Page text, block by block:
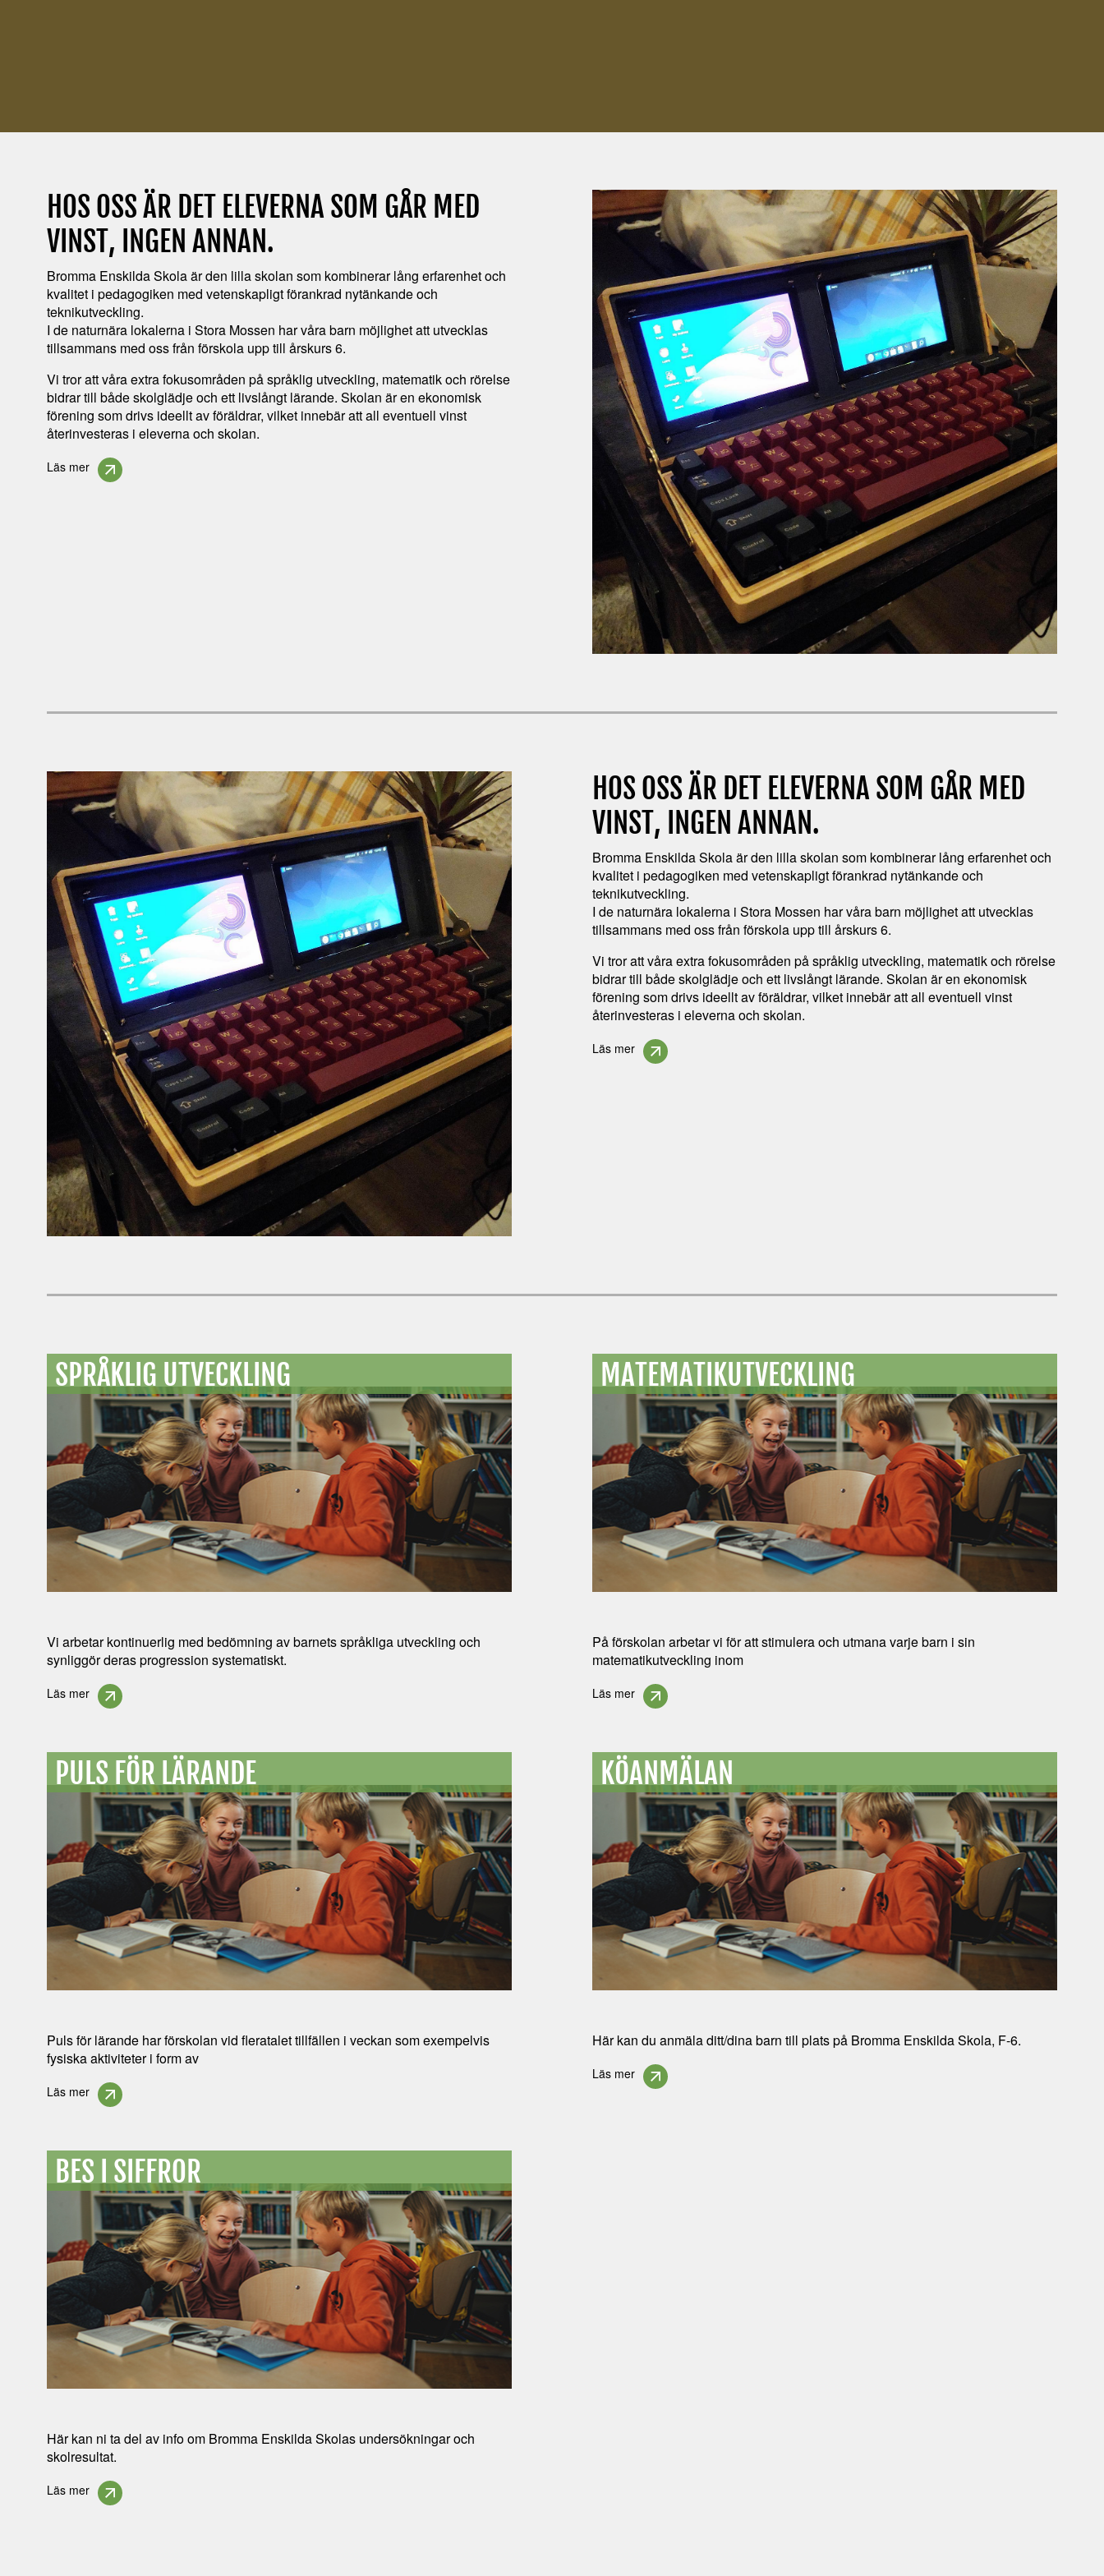
HOS OSS ÄR DET ELEVERNA SOM GÅR MED
VINST, INGEN ANNAN.
Bromma Enskilda Skola är den lilla skolan som kombinerar lång erfarenhet och
kvalitet i pedagogiken med vetenskapligt förankrad nytänkande och
teknikutveckling.
I de naturnära lokalerna i Stora Mossen har våra barn möjlighet att utvecklas
tillsammans med oss från förskola upp till årskurs 6.
Vi tror att våra extra fokusområden på språklig utveckling, matematik och rörelse
bidrar till både skolglädje och ett livslångt lärande. Skolan är en ekonomisk
förening som drivs ideellt av föräldrar, vilket innebär att all eventuell vinst
återinvesteras i eleverna och skolan.
Läs mer
HOS OSS ÄR DET ELEVERNA SOM GÅR MED
VINST, INGEN ANNAN.
Bromma Enskilda Skola är den lilla skolan som kombinerar lång erfarenhet och
kvalitet i pedagogiken med vetenskapligt förankrad nytänkande och
teknikutveckling.
I de naturnära lokalerna i Stora Mossen har våra barn möjlighet att utvecklas
tillsammans med oss från förskola upp till årskurs 6.
Vi tror att våra extra fokusområden på språklig utveckling, matematik och rörelse
bidrar till både skolglädje och ett livslångt lärande. Skolan är en ekonomisk
förening som drivs ideellt av föräldrar, vilket innebär att all eventuell vinst
återinvesteras i eleverna och skolan.
Läs mer
SPRÅKLIG UTVECKLING
Vi arbetar kontinuerlig med bedömning av barnets språkliga utveckling och
synliggör deras progression systematiskt.
Läs mer
MATEMATIKUTVECKLING
På förskolan arbetar vi för att stimulera och utmana varje barn i sin
matematikutveckling inom
Läs mer
PULS FÖR LÄRANDE
Puls för lärande har förskolan vid fleratalet tillfällen i veckan som exempelvis
fysiska aktiviteter i form av
Läs mer
KÖANMÄLAN
Här kan du anmäla ditt/dina barn till plats på Bromma Enskilda Skola, F-6.
Läs mer
BES I SIFFROR
Här kan ni ta del av info om Bromma Enskilda Skolas undersökningar och
skolresultat.
Läs mer